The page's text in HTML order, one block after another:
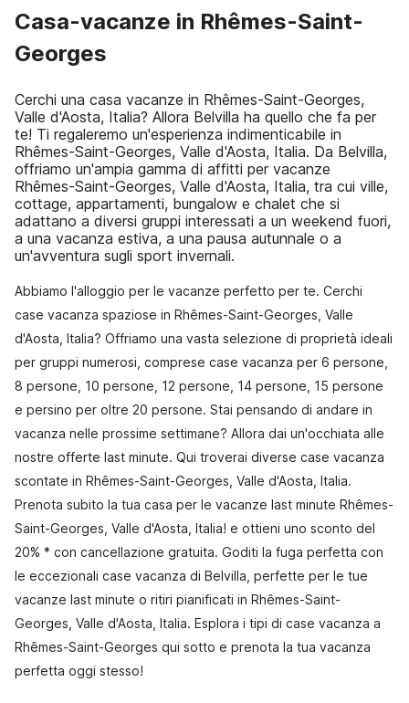
Casa-vacanze in Rhêmes-Saint-
Georges
Cerchi una casa vacanze in Rhêmes-Saint-Georges,
Valle d'Aosta, Italia? Allora Belvilla ha quello che fa per
te! Ti regaleremo un'esperienza indimenticabile in
Rhêmes-Saint-Georges, Valle d'Aosta, Italia. Da Belvilla,
offriamo un'ampia gamma di affitti per vacanze
Rhêmes-Saint-Georges, Valle d'Aosta, Italia, tra cui ville,
cottage, appartamenti, bungalow e chalet che si
adattano a diversi gruppi interessati a un weekend fuori,
a una vacanza estiva, a una pausa autunnale o a
un'avventura sugli sport invernali.
Abbiamo l'alloggio per le vacanze perfetto per te. Cerchi
case vacanza spaziose in Rhêmes-Saint-Georges, Valle
d'Aosta, Italia? Offriamo una vasta selezione di proprietà ideali
per gruppi numerosi, comprese case vacanza per 6 persone,
8 persone, 10 persone, 12 persone, 14 persone, 15 persone
e persino per oltre 20 persone. Stai pensando di andare in
vacanza nelle prossime settimane? Allora dai un'occhiata alle
nostre offerte last minute. Qui troverai diverse case vacanza
scontate in Rhêmes-Saint-Georges, Valle d'Aosta, Italia.
Prenota subito la tua casa per le vacanze last minute Rhêmes-
Saint-Georges, Valle d'Aosta, Italia! e ottieni uno sconto del
20% * con cancellazione gratuita. Goditi la fuga perfetta con
le eccezionali case vacanza di Belvilla, perfette per le tue
vacanze last minute o ritiri pianificati in Rhêmes-Saint-
Georges, Valle d'Aosta, Italia. Esplora i tipi di case vacanza a
Rhêmes-Saint-Georges qui sotto e prenota la tua vacanza
perfetta oggi stesso!